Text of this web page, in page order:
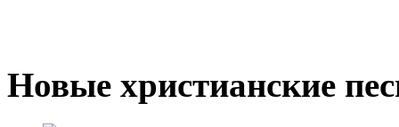
Новые христианские